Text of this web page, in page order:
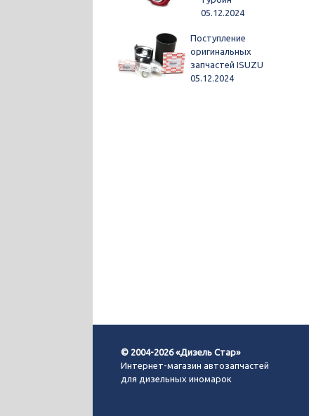
05.12.2024
Поступление
оригинальных
запчастей ISUZU
05.12.2024
© 2004-2026 «Дизель Стар»
Интернет-магазин автозапчастей
для дизельных иномарок